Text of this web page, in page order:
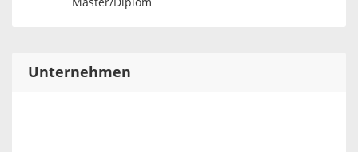
Master/Diplom
Unternehmen